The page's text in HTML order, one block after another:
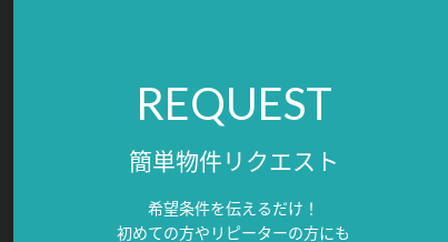
REQUEST
簡単物件リクエスト
希望条件を伝えるだけ！
初めての方やリピーターの方にも